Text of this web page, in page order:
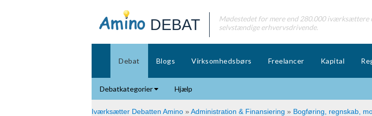
DEBAT
Mødestedet for mere end 280.000 iværksættere
selvstændige erhvervsdrivende.
Debat Blogs Virksomhedsbørs Freelancer Kapital
Debatkategorier Hjælp
Iværksætter Debatten Amino » Administration & Finansiering » Bogføring, regnskab,